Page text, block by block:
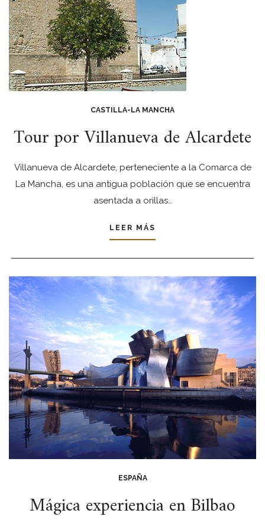
CASTILLA-LA MANCHA
Tour por Villanueva de Alcardete
Villanueva de Alcardete, perteneciente a la Comarca de
La Mancha, es una antigua población que se encuentra
asentada a orillas…
LEER MÁS
ESPAÑA
Mágica experiencia en Bilbao